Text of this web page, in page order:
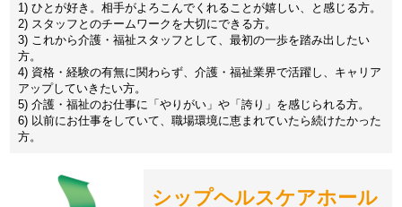
1) ひとが好き。相手がよろこんでくれることが嬉しい、と感じる方。
2) スタッフとのチームワークを大切にできる方。
3) これから介護・福祉スタッフとして、最初の一歩を踏み出したい
方。
4) 資格・経験の有無に関わらず、介護・福祉業界で活躍し、キャリア
アップしていきたい方。
5) 介護・福祉のお仕事に「やりがい」や「誇り」を感じられる方。
6) 以前にお仕事をしていて、職場環境に恵まれていたら続けたかった
方。
シップヘルスケアホール